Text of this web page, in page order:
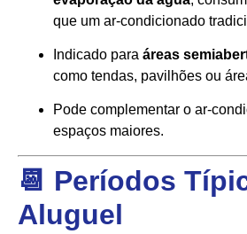
que um ar-condicionado
Indicado para áreas
como tendas, pavilhões ou
Pode complementar o ar-
espaços maiores.
📆 Períodos
Aluguel